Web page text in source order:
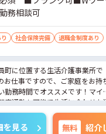
務相談可
社会保険完備 退職金制度あり
町に位置する生活介護事業所で
お仕事ですので、ご家庭をお持
勤務時間でオススメです！マイ
車通勤も可能で生活に合わせた
ます。ご興味をお持ちの方はお
ください。
を見る 無料 紹介